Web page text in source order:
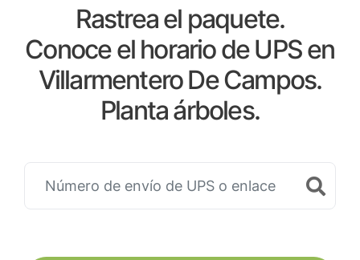
Rastrea el paquete.
Conoce el horario de UPS en
Villarmentero De Campos.
Planta árboles.